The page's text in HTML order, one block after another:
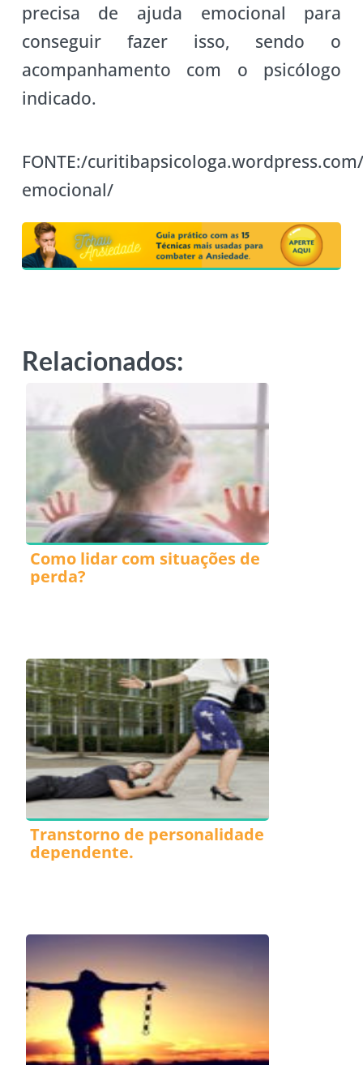
precisa de ajuda emocional para
conseguir fazer isso, sendo o
acompanhamento com o psicólogo
indicado.
FONTE:/
emocional/
Relacionados:
Como lidar com situações de
perda?
Transtorno de personalidade
dependente.